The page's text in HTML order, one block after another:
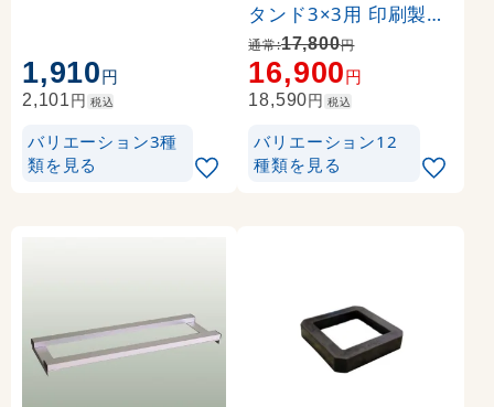
1,910円
2,101円 税込
バリエーション3種
類を見る
タンド3×3用 印刷製作
代 (※本体別売) トロマ
ット(2枚つなぎ) 正面
のみ 本体同時購入用 (
通常:17,800円
16,900円
18,590円 税込
バリエーション12
種類を見る